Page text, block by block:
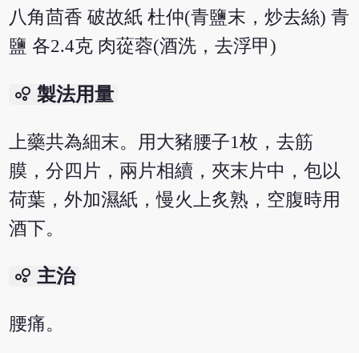
八角茴香 破故紙 杜仲(青鹽末，炒去絲) 青
鹽 各2.4克 肉蓯蓉(酒洗，去浮甲)
bubble_chart 製法用量
上藥共為細末。用大豬腰子1枚，去筋
膜，分四片，兩片相續，夾末片中，包以
荷葉，外加濕紙，慢火上炙熟，空腹時用
酒下。
bubble_chart 主治
腰痛。